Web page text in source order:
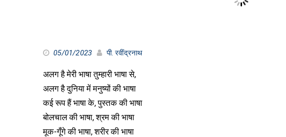
05/01/2023 पी. रवींद्रनाथ
अलग है मेरी भाषा तुम्हारी भाषा से,
अलग है दुनिया में मनुष्यों की भाषा
कई रूप हैं भाषा के, पुस्तक की भाषा
बोलचाल की भाषा, श्रम की भाषा
मूक-गूँगे की भाषा, शरीर की भाषा